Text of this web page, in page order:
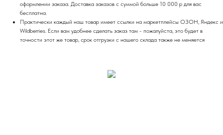
оформлении заказа. Доставка заказов с суммой больше 10 000 р для вас
бесплатна.
Практически каждый наш товар имеет ссылки на маркетплейсы ОЗОН, Яндекс и
Wildberries. Если вам удобнее сделать заказ там - пожалуйста, это будет в
точности этот же товар, срок отгрузки с нашего склада также не меняется